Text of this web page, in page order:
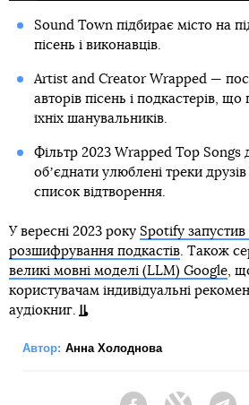
Sound Town підбирає місто на
пісень і виконавців.
Artist and Creator Wrapped —
авторів пісень і подкастерів,
їхніх шанувальників.
Фільтр 2023 Wrapped Top Songs
обʼєднати улюблені треки
список відтворення.
У вересні 2023 року Spotify запустив
розшифрування подкастів. Також
великі мовні моделі (LLM) Google,
користувачам індивідуальні
аудіокниг.
Автор: Анна Холоднова